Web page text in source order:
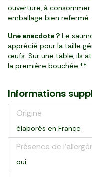
ouverture, à
emballage bien refermé.
Une anecdote ? Le
apprécié pour la taille
œufs. Sur une table, ils
la première bouchée.**
Informations
Origine
élaborés en France
Présence de
oui